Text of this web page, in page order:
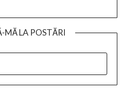
MĂ LA POSTĂRI